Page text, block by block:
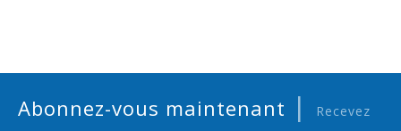
production à grande vitesse dans leurs opérations de moulage
par soufflage.
Abonnez-vous maintenant | Recevez